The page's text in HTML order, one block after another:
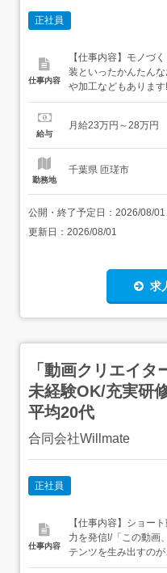
正社員
仕事内容
【仕事内容】モノづ
装といったかんたん
や加工などもありま
りなので未経験の方もすぐ
品に不備がないか目
給与
月給23万円～28万円
勤務地
千葉県 匝瑳市
公開・終了予定日： 2026/08/01
更新日： 2026/08/01
求
「動画クリエイ
未経験OK/充実研
平均20代
合同会社Willmate
正社員
仕事内容
【仕事内容】ショー
力を発信!/「この動画
テンツを生み出すのが
ずはこんなお仕事か